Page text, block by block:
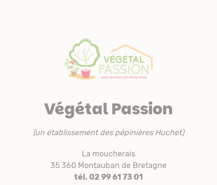
Végétal Passion
(un établissement des pépinières Huchet)
La moucherais
35 360 Montauban de Bretagne
tél. 02 99 61 73 01